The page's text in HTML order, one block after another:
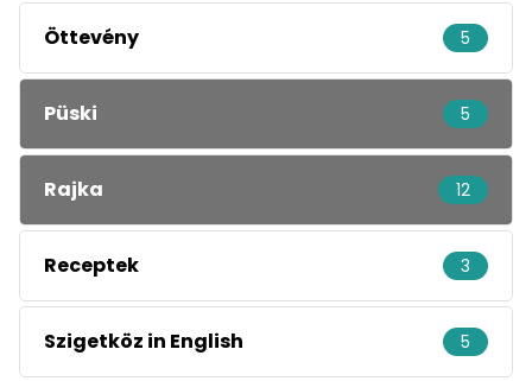
Öttevény 5
Püski 5
Rajka 12
Receptek 3
Szigetköz in English 5